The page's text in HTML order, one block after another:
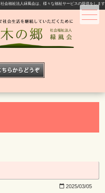
社会福祉法人緑風会は、様々な福祉サービスの提供をします
calendar_today 2025/03/05